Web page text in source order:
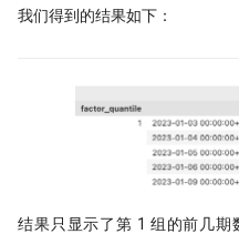
我们得到的结果如下：
结果只显示了第 1 组的前几